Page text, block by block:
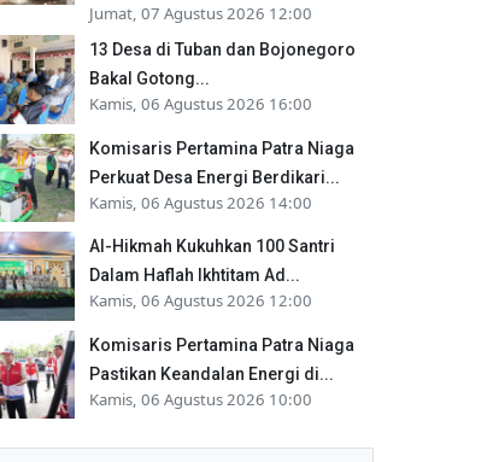
Jumat, 07 Agustus 2026 12:00
13 Desa di Tuban dan Bojonegoro
Bakal Gotong...
Kamis, 06 Agustus 2026 16:00
Komisaris Pertamina Patra Niaga
Perkuat Desa Energi Berdikari...
Kamis, 06 Agustus 2026 14:00
Al-Hikmah Kukuhkan 100 Santri
Dalam Haflah Ikhtitam Ad...
Kamis, 06 Agustus 2026 12:00
Komisaris Pertamina Patra Niaga
Pastikan Keandalan Energi di...
Kamis, 06 Agustus 2026 10:00